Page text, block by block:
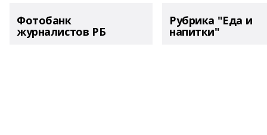
Фотобанк
журналистов РБ
Рубрика "Еда и
напитки"